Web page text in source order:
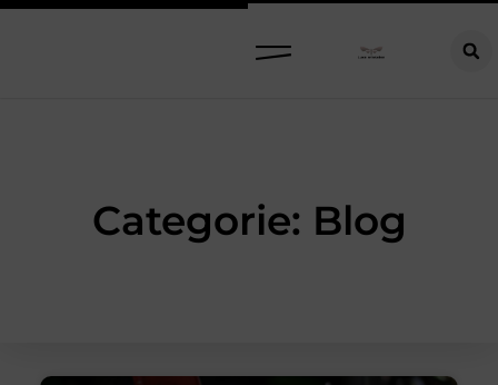
Categorie: Blog